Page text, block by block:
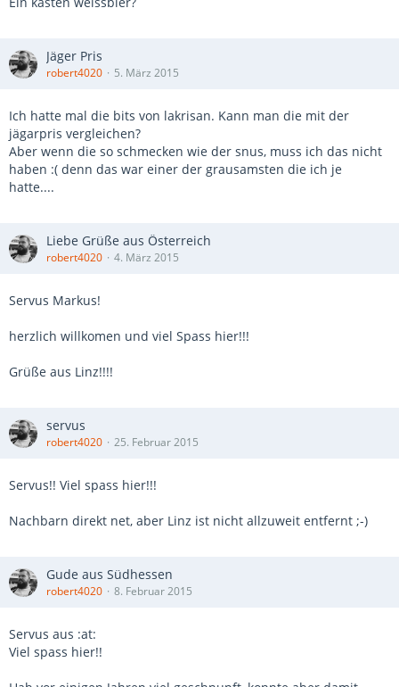
Jäger Pris
robert4020 5. März 2015
Ich hatte mal die bits von lakrisan. Kann man die mit der
jägarpris vergleichen?
Aber wenn die so schmecken wie der snus, muss ich das nicht
haben :( denn das war einer der grausamsten die ich je
hatte....
Liebe Grüße aus Österreich
robert4020 4. März 2015
Servus Markus!
herzlich willkomen und viel Spass hier!!!
Grüße aus Linz!!!!
servus
robert4020 25. Februar 2015
Servus!! Viel spass hier!!!
Nachbarn direkt net, aber Linz ist nicht allzuweit entfernt ;-)
Gude aus Südhessen
robert4020 8. Februar 2015
Servus aus :at:
Viel spass hier!!